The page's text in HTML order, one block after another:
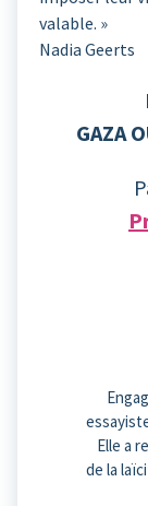
valable. »
Nadia Geerts
GAZA
Elle a
de la